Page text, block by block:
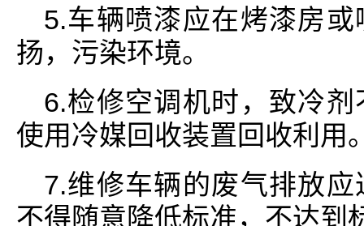
5.车辆喷漆应在烤漆房
扬，污染环境。
6.检修空调机时，致冷
使用冷媒回收装置回收利用
7.维修车辆的废气排放
不得随意降低标准，不达到